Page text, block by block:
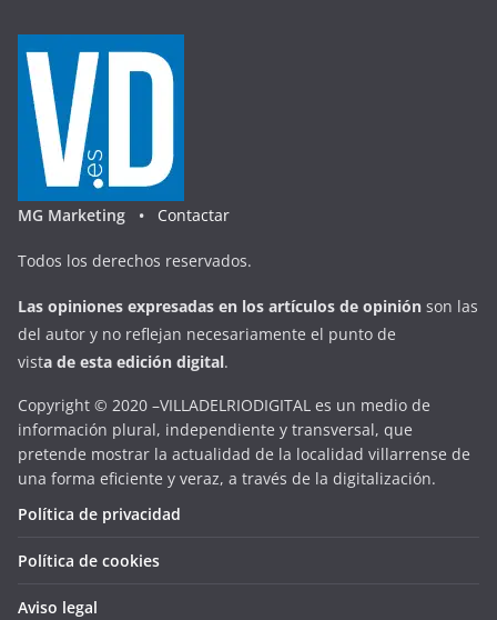
MG Marketing • Contactar
Todos los derechos reservados.
Las opiniones expresadas en los artículos de opinión son las
del autor y no reflejan necesariamente el punto de
vista de esta edición digital.
Copyright © 2020 –VILLADELRIODIGITAL es un medio de
información plural, independiente y transversal, que
pretende mostrar la actualidad de la localidad villarrense de
una forma eficiente y veraz, a través de la digitalización.
Política de privacidad
Política de cookies
Aviso legal